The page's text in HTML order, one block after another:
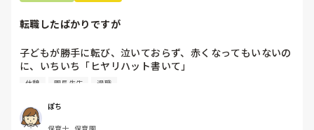
転職したばかりですが
子どもが勝手に転び、泣いておらず、赤くなってもいないの
に、いちいち「ヒヤリハット書いて」
と書かされ
（そう言う本人は書かない）
休憩 園長先生 退職
ぽち